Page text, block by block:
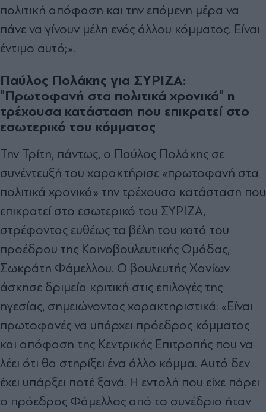
πολιτική απόφαση και την επόμενη μέρα να
πάνε να γίνουν μέλη ενός άλλου κόμματος. Είναι
έντιμο αυτό;».
Παύλος Πολάκης για ΣΥΡΙΖΑ:
"Πρωτοφανή στα πολιτικά χρονικά" η
τρέχουσα κατάσταση που επικρατεί στο
εσωτερικό του κόμματος
Την Τρίτη, πάντως, ο Παύλος Πολάκης σε
συνέντευξή του χαρακτήρισε «πρωτοφανή στα
πολιτικά χρονικά» την τρέχουσα κατάσταση που
επικρατεί στο εσωτερικό του ΣΥΡΙΖΑ,
στρέφοντας ευθέως τα βέλη του κατά του
προέδρου της Κοινοβουλευτικής Ομάδας,
Σωκράτη Φάμελλου. Ο βουλευτής Χανίων
άσκησε δριμεία κριτική στις επιλογές της
ηγεσίας, σημειώνοντας χαρακτηριστικά: «Είναι
πρωτοφανές να υπάρχει πρόεδρος κόμματος
και απόφαση της Κεντρικής Επιτροπής που να
λέει ότι θα στηρίξει ένα άλλο κόμμα. Αυτό δεν
έχει υπάρξει ποτέ ξανά. Η εντολή που είχε πάρει
ο πρόεδρος Φάμελλος από το συνέδριο ήταν